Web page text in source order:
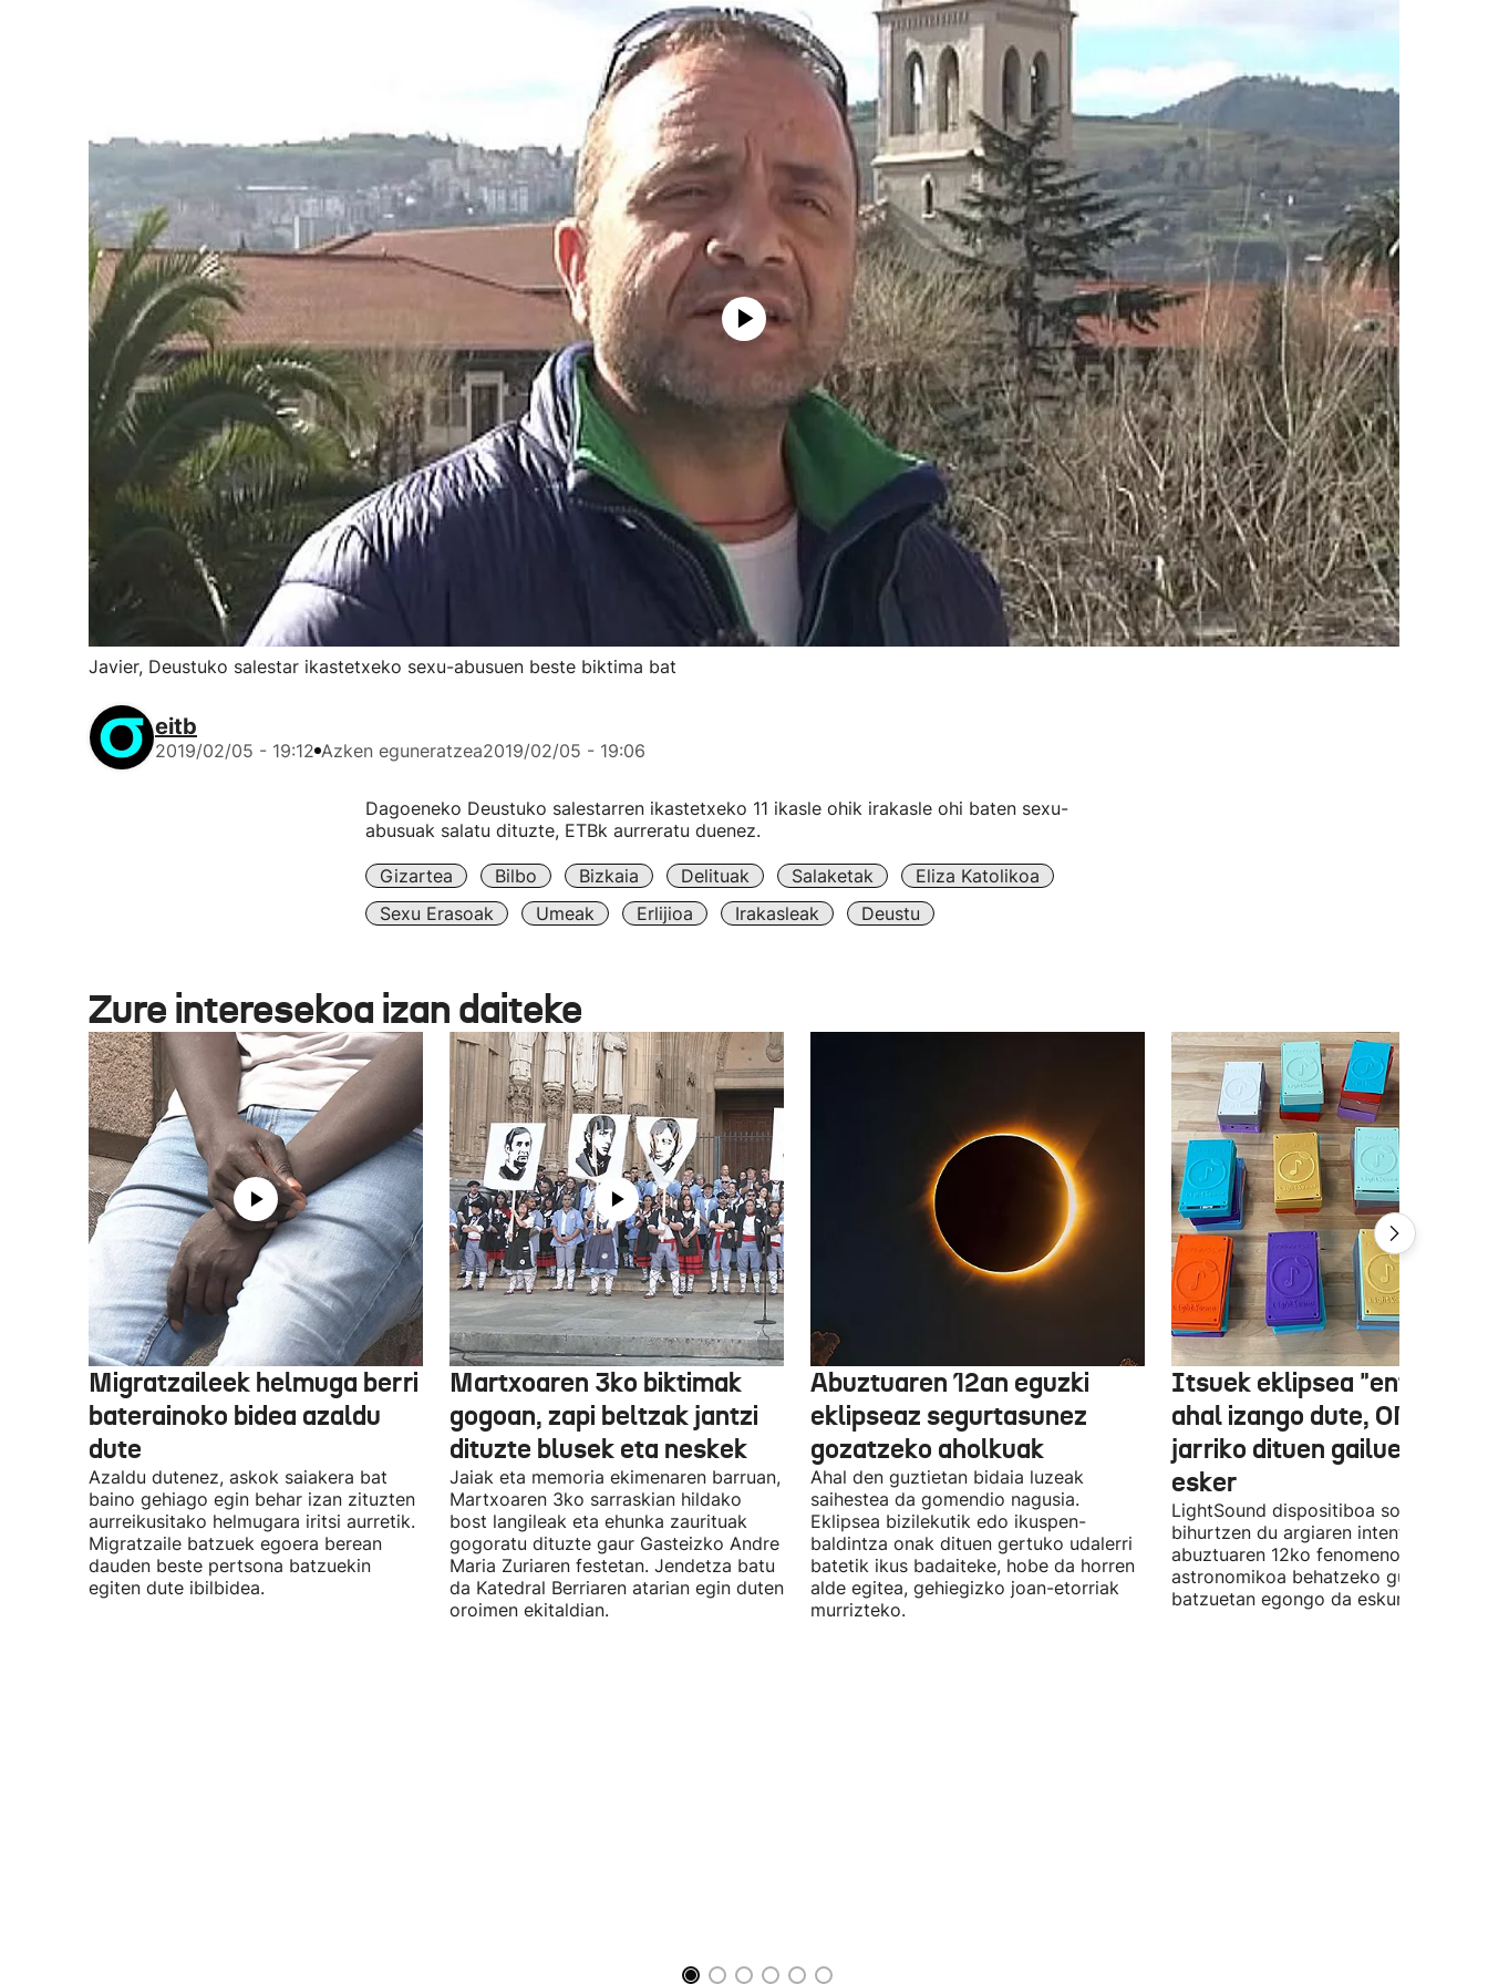
Javier, Deustuko salestar ikastetxeko sexu-abusuen beste biktima bat
eitb
2019/02/05 - 19:12 Azken eguneratzea2019/02/05 - 19:06
Dagoeneko Deustuko salestarren ikastetxeko 11 ikasle ohik irakasle ohi baten sexu-
abusuak salatu dituzte, ETBk aurreratu duenez.
Gizartea Bilbo Bizkaia Delituak Salaketak
Eliza Katolikoa
Sexu Erasoak
Umeak Erlijioa Irakasleak Deustu
Zure interesekoa izan daiteke
Migratzaileek helmuga berri
baterainoko bidea azaldu
dute
Azaldu dutenez, askok saiakera bat
baino gehiago egin behar izan zituzten
aurreikusitako helmugara iritsi aurretik.
Migratzaile batzuek egoera berean
dauden beste pertsona batzuekin
egiten dute ibilbidea.
Martxoaren 3ko biktimak
gogoan, zapi beltzak jantzi
dituzte blusek eta neskek
Jaiak eta memoria ekimenaren barruan,
Martxoaren 3ko sarraskian hildako
bost langileak eta ehunka zaurituak
gogoratu dituzte gaur Gasteizko Andre
Maria Zuriaren festetan. Jendetza batu
da Katedral Berriaren atarian egin duten
oroimen ekitaldian.
Abuztuaren 12an eguzki
eklipseaz segurtasunez
gozatzeko aholkuak
Ahal den guztietan bidaia luzeak
saihestea da gomendio nagusia.
Eklipsea bizilekutik edo ikuspen-
baldintza onak dituen gertuko udalerri
batetik ikus badaiteke, hobe da horren
alde egitea, gehiegizko joan-etorriak
murrizteko.
Itsuek eklipsea "entzun"
ahal izango dute, ONCEk
jarriko dituen gailue
esker
LightSound dispositiboa soinu
bihurtzen du argiaren intentsitatea,
abuztuaren 12ko fenomeno
astronomikoa behatzeko gune
batzuetan egongo da eskuragarri.